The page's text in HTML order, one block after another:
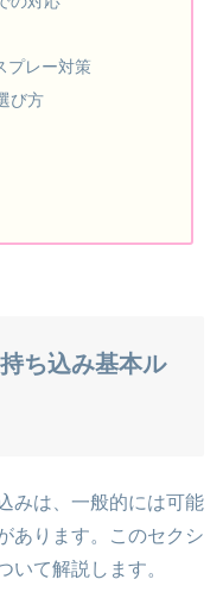
プレー対策
び方
ち込み基本ル
みは、一般的には可能
あります。このセクシ
いて解説します。